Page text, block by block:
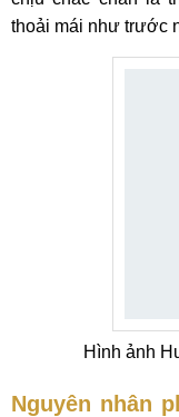
thoải mái như trước
Hình ảnh
Nguyên nhân